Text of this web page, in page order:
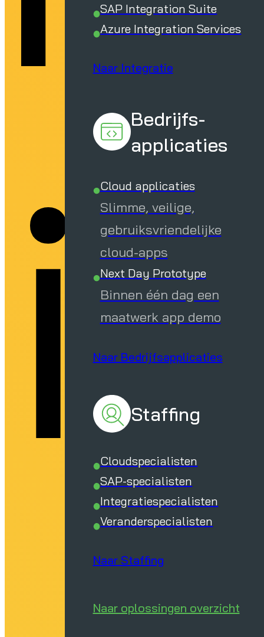
SAP Integration Suite
Azure Integration Services
Naar Integratie
Bedrijfs-
applicaties
Cloud applicaties
Slimme, veilige,
gebruiksvriendelijke
cloud-apps
Next Day Prototype
Binnen één dag een
maatwerk app demo
Naar Bedrijfsapplicaties
Staffing
Cloudspecialisten
SAP-specialisten
Integratiespecialisten
Veranderspecialisten
Naar Staffing
Naar oplossingen overzicht